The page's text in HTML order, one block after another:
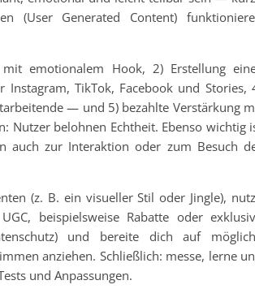
(User Generated Content)
emotionalem Hook, 2) Erstellung
Instagram, TikTok, Facebook und Stories,
— und 5) bezahlte Verstärkung
Nutzer belohnen Echtheit. Ebenso wichtig
auch zur Interaktion oder zum Besuch
(z. B. ein visueller Stil oder Jingle),
beispielsweise Rabatte oder
und bereite dich auf
anziehen. Schließlich: messe, lerne
und Anpassungen.